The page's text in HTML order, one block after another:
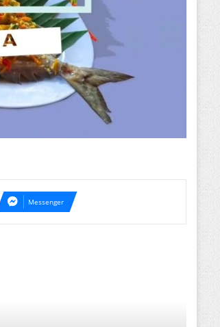
Messenger